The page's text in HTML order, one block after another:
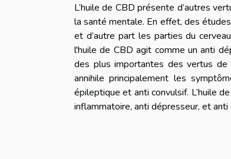
L’huile de CBD présente d’autres
la santé mentale. En effet, des
et d’autre part les parties du
l'huile de CBD agit comme un anti
des plus importantes des vertus
annihile principalement les
épileptique et anti convulsif. L’huile
inflammatoire, anti dépresseur, et anti